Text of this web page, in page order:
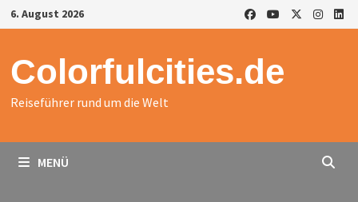
Zurück
zum
6. August 2026
Colorfulcities.de
Reiseführer rund um die Welt
MENÜ